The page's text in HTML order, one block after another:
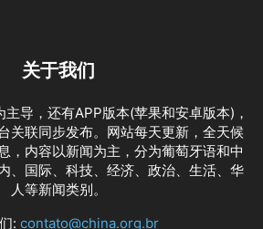
关于我们
导，还有APP版本(苹果和安卓版本)，
关联同步发布。网站每天更新，全天候
，内容以新闻为主，分为葡萄牙语和中
、国际、科技、经济、政治、生活、华
人等新闻类别。
: contato@china.org.br